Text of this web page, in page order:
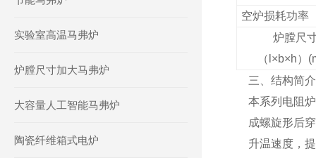
实验室高温马弗炉
炉膛尺寸加大马弗炉
大容量人工智能马弗炉
陶瓷纤维箱式电炉
空炉损耗功率
炉膛尺
（l×b×h）
三、结构简介
本系列电阻
成螺旋形后
升温速度，